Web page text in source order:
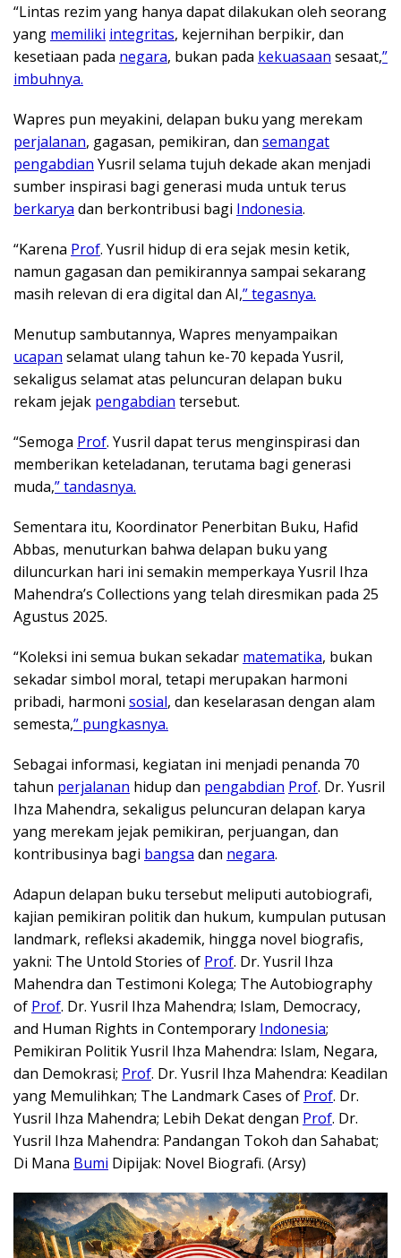
“Lintas rezim yang hanya dapat dilakukan oleh seorang
yang memiliki integritas, kejernihan berpikir, dan
kesetiaan pada negara, bukan pada kekuasaan sesaat,”
imbuhnya.
Wapres pun meyakini, delapan buku yang merekam
perjalanan, gagasan, pemikiran, dan semangat
pengabdian Yusril selama tujuh dekade akan menjadi
sumber inspirasi bagi generasi muda untuk terus
berkarya dan berkontribusi bagi Indonesia.
“Karena Prof. Yusril hidup di era sejak mesin ketik,
namun gagasan dan pemikirannya sampai sekarang
masih relevan di era digital dan AI,” tegasnya.
Menutup sambutannya, Wapres menyampaikan
ucapan selamat ulang tahun ke-70 kepada Yusril,
sekaligus selamat atas peluncuran delapan buku
rekam jejak pengabdian tersebut.
“Semoga Prof. Yusril dapat terus menginspirasi dan
memberikan keteladanan, terutama bagi generasi
muda,” tandasnya.
Sementara itu, Koordinator Penerbitan Buku, Hafid
Abbas, menuturkan bahwa delapan buku yang
diluncurkan hari ini semakin memperkaya Yusril Ihza
Mahendra’s Collections yang telah diresmikan pada 25
Agustus 2025.
“Koleksi ini semua bukan sekadar matematika, bukan
sekadar simbol moral, tetapi merupakan harmoni
pribadi, harmoni sosial, dan keselarasan dengan alam
semesta,” pungkasnya.
Sebagai informasi, kegiatan ini menjadi penanda 70
tahun perjalanan hidup dan pengabdian Prof. Dr. Yusril
Ihza Mahendra, sekaligus peluncuran delapan karya
yang merekam jejak pemikiran, perjuangan, dan
kontribusinya bagi bangsa dan negara.
Adapun delapan buku tersebut meliputi autobiografi,
kajian pemikiran politik dan hukum, kumpulan putusan
landmark, refleksi akademik, hingga novel biografis,
yakni: The Untold Stories of Prof. Dr. Yusril Ihza
Mahendra dan Testimoni Kolega; The Autobiography
of Prof. Dr. Yusril Ihza Mahendra; Islam, Democracy,
and Human Rights in Contemporary Indonesia;
Pemikiran Politik Yusril Ihza Mahendra: Islam, Negara,
dan Demokrasi; Prof. Dr. Yusril Ihza Mahendra: Keadilan
yang Memulihkan; The Landmark Cases of Prof. Dr.
Yusril Ihza Mahendra; Lebih Dekat dengan Prof. Dr.
Yusril Ihza Mahendra: Pandangan Tokoh dan Sahabat;
Di Mana Bumi Dipijak: Novel Biografi. (Arsy)